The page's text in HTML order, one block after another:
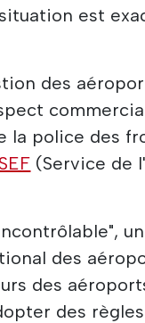
est
des
la police des
SEF (Service de
des
des
des